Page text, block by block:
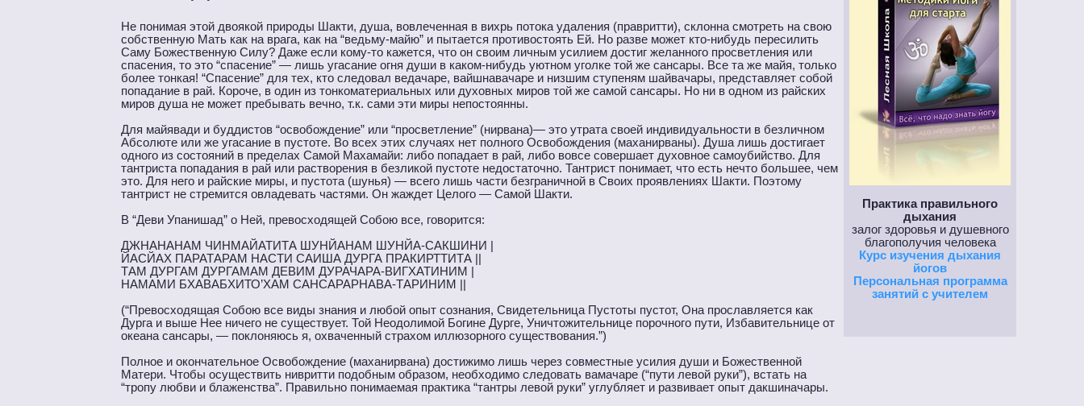
Практика правильного
дыхания
залог здоровья и душевного
благополучия человека
Курс изучения дыхания
йогов
Персональная программа
занятий с учителем
Не понимая этой двоякой природы Шакти, душа, вовлеченная в вихрь потока удаления (правритти), склонна смотреть на свою
собственную Мать как на врага, как на “ведьму-майю” и пытается противостоять Ей. Но разве может кто-нибудь пересилить
Саму Божественную Силу? Даже если кому-то кажется, что он своим личным усилием достиг желанного просветления или
спасения, то это “спасение” — лишь угасание огня души в каком-нибудь уютном уголке той же сансары. Все та же майя, только
более тонкая! “Спасение” для тех, кто следовал ведачаре, вайшнавачаре и низшим ступеням шайвачары, представляет собой
попадание в рай. Короче, в один из тонкоматериальных или духовных миров той же самой сансары. Но ни в одном из райских
миров душа не может пребывать вечно, т.к. сами эти миры непостоянны.
Для майявади и буддистов “освобождение” или “просветление” (нирвана)— это утрата своей индивидуальности в безличном
Абсолюте или же угасание в пустоте. Во всех этих случаях нет полного Освобождения (маханирваны). Душа лишь достигает
одного из состояний в пределах Самой Махамайи: либо попадает в рай, либо вовсе совершает духовное самоубийство. Для
тантриста попадания в рай или растворения в безликой пустоте недостаточно. Тантрист понимает, что есть нечто большее, чем
это. Для него и райские миры, и пустота (шунья) — всего лишь части безграничной в Своих проявлениях Шакти. Поэтому
тантрист не стремится овладевать частями. Он жаждет Целого — Самой Шакти.
В “Деви Упанишад” о Ней, превосходящей Собою все, говорится:
ДЖНАНАНАМ ЧИНМАЙАТИТА ШУНЙАНАМ ШУНЙА-САКШИНИ |
ЙАСЙАХ ПАРАТАРАМ НАСТИ САИША ДУРГА ПРАКИРТТИТА ||
ТАМ ДУРГАМ ДУРГАМАМ ДЕВИМ ДУРАЧАРА-ВИГХАТИНИМ |
НАМАМИ БХАВАБХИТО’ХАМ САНСАРАРНАВА-ТАРИНИМ ||
(“Превосходящая Собою все виды знания и любой опыт сознания, Свидетельница Пустоты пустот, Она прославляется как
Дурга и выше Нее ничего не существует. Той Неодолимой Богине Дурге, Уничтожительнице порочного пути, Избавительнице от
океана сансары, — поклоняюсь я, охваченный страхом иллюзорного существования.”)
Полное и окончательное Освобождение (маханирвана) достижимо лишь через совместные усилия души и Божественной
Матери. Чтобы осуществить нивритти подобным образом, необходимо следовать вамачаре (“пути левой руки”), встать на
“тропу любви и блаженства”. Правильно понимаемая практика “тантры левой руки” углубляет и развивает опыт дакшиначары.